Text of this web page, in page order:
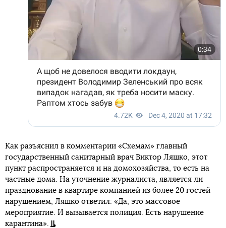
Как разъяснил в комментарии «Схемам» главный
государственный санитарный врач Виктор Ляшко, этот
пункт распространяется и на домохозяйства, то есть на
частные дома. На уточнение журналиста, является ли
празднование в квартире компанией из более 20 гостей
нарушением, Ляшко ответил: «Да, это массовое
мероприятие. И вызывается полиция. Есть нарушение
карантина».